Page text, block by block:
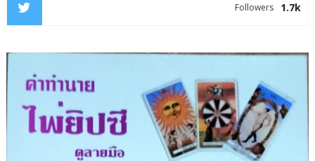
1.7k
Followers